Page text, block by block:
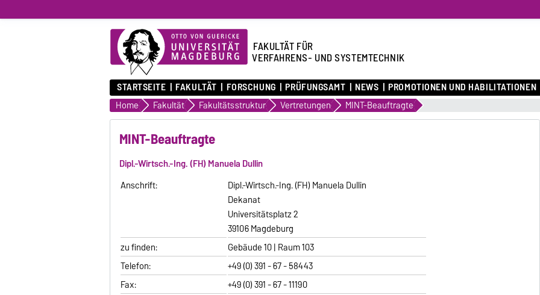
FAKULTÄT FÜR
VERFAHRENS- UND SYSTEMTECHNIK
STARTSEITE FAKULTÄT FORSCHUNG PRÜFUNGSAMT NEWS PROMOTIONEN UND HABILITATIONEN
Home Fakultät Fakultätsstruktur Vertretungen MINT-Beauftragte
MINT-Beauftragte
Dipl.-Wirtsch.-Ing. (FH) Manuela Dullin
Anschrift:
Dipl.-Wirtsch.-Ing. (FH) Manuela Dullin
Dekanat
Universitätsplatz 2
39106 Magdeburg
zu finden:
Gebäude 10 | Raum 103
Telefon:
+49 (0) 391 - 67 - 58443
Fax:
+49 (0) 391 - 67 - 11190